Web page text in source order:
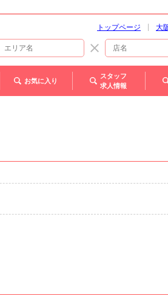
トップページ 大
お気に入り
スタッフ
求人情報